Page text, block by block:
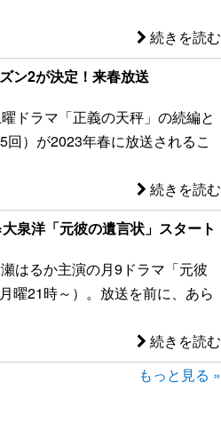
続きを読む
ン2が決定！来春放送
ドラマ「正義の天秤」の続編と
）が2023年春に放送されるこ
続きを読む
泉洋「元彼の遺言状」スタート
はるか主演の月9ドラマ「元彼
曜21時～）。放送を前に、あら
続きを読む
もっと見る »